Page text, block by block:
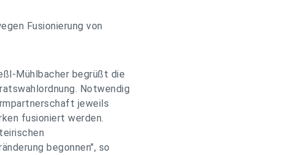
Fusionierung von
Mühlbacher begrüßt die
Notwendig
jeweils
fusioniert werden.
begonnen", so